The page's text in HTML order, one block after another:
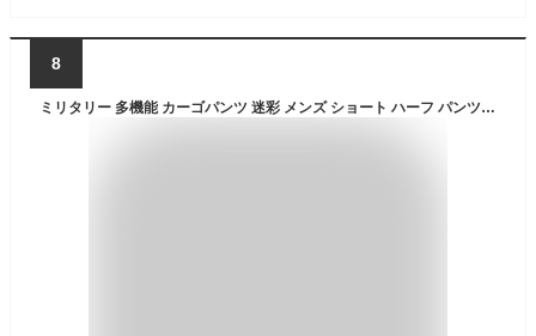
8
ミリタリー 多機能 カーゴパンツ 迷彩 メンズ ショート ハーフ パンツ アウトドア ミリタリーパンツ ポケット ショートパンツ 半ズボン 調整紐 ゆったり 夏 29 カーキ065